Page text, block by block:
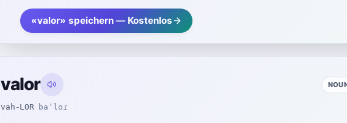
«valor» speichern — Kostenlos
valor
vah-LOR baˈloɾ